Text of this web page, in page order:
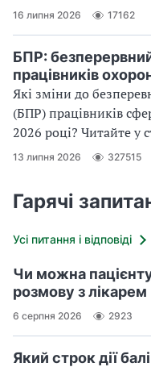
16 липня 2026 17162
БПР:
працівників
Які зміни до
(БПР) працівників
2026 році? Читайте у
13 липня 2026 327515
Гарячі
Усі питання і відповіді
Чи можна
розмову з лікарем
6 серпня 2026 2923
Який строк дії